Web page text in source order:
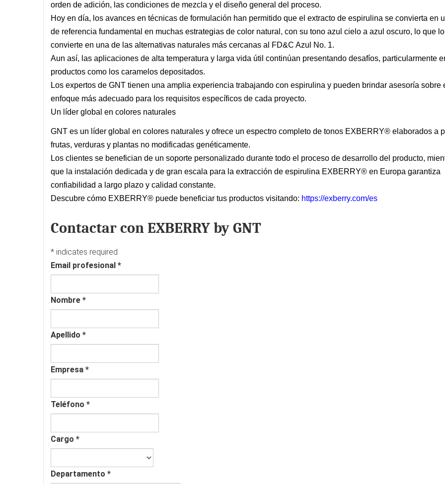
orden de adición, las condiciones de mezcla y el diseño general del proceso.
Hoy en día, los avances en técnicas de formulación han permitido que el extracto de espirulina se convierta en
de referencia fundamental en muchas estrategias de color natural, con su tono azul cielo a azul oscuro, lo que lo
convierte en una de las alternativas naturales más cercanas al FD&C Azul No. 1.
Aun así, las aplicaciones de alta temperatura y larga vida útil continúan presentando desafíos, particularmente
productos como los caramelos depositados.
Los expertos de GNT tienen una amplia experiencia trabajando con espirulina y pueden brindar asesoría sobre
enfoque más adecuado para los requisitos específicos de cada proyecto.
Un líder global en colores naturales
GNT es un líder global en colores naturales y ofrece un espectro completo de tonos EXBERRY® elaborados a
frutas, verduras y plantas no modificadas genéticamente.
Los clientes se benefician de un soporte personalizado durante todo el proceso de desarrollo del producto,
que la instalación dedicada y de gran escala para la extracción de espirulina EXBERRY® en Europa garantiza
confiabilidad a largo plazo y calidad constante.
Descubre cómo EXBERRY® puede beneficiar tus productos visitando: https://exberry.com/es
Contactar con EXBERRY by GNT
* indicates required
Email profesional *
Nombre *
Apellido *
Empresa *
Teléfono *
Cargo *
Departamento *